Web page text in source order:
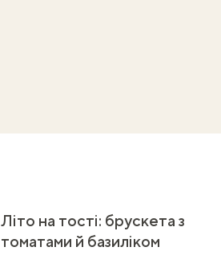
Літо на тості: брускета з
томатами й базиліком